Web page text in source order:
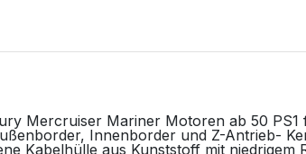
Mercruiser Mariner Motoren ab 50
Innenborder und Z-Antrieb-
Kabelhülle aus Kunststoff mit niedrigem